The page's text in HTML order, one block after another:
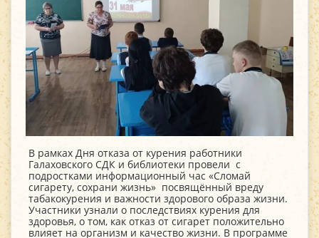
В рамках Дня отказа от курения работники
Галаховского СДК и библиотеки провели с
подростками информационный час «Сломай
сигарету, сохрани жизнь» посвящённый вреду
табакокурения и важности здорового образа жизни.
Участники узнали о последствиях курения для
здоровья, о том, как отказ от сигарет положительно
влияет на организм и качество жизни. В программе